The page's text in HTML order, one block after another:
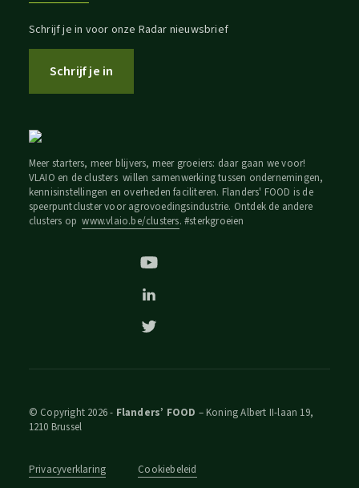
Schrijf je in voor onze Radar nieuwsbrief
Schrijf je in
Meer starters, meer blijvers, meer groeiers: daar gaan we voor!
VLAIO en de clusters willen samenwerking tussen ondernemingen,
kennisinstellingen en overheden faciliteren. Flanders' FOOD is de
speerpuntcluster voor agrovoedingsindustrie. Ontdek de andere
clusters opwww.vlaio.be/clusters. #sterkgroeien
© Copyright 2026 - Flanders’ FOOD – Koning Albert II-laan 19,
1210 Brussel
Privacyverklaring
Cookiebeleid